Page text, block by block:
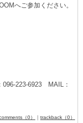
へご参加ください。
223-6923 MAIL：
（0） ｜ trackback（0）